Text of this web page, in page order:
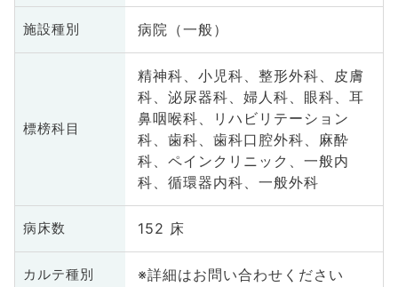
施設種別 病院（一般）
標榜科目
精神科、小児科、整形外科、皮膚
科、泌尿器科、婦人科、眼科、耳
鼻咽喉科、リハビリテーション
科、歯科、歯科口腔外科、麻酔
科、ペインクリニック、一般内
科、循環器内科、一般外科
病床数 152 床
カルテ種別 ※詳細はお問い合わせください